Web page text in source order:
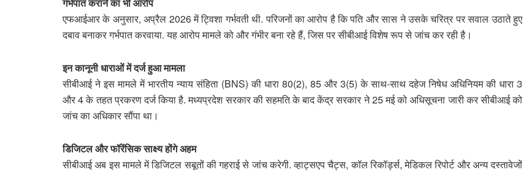
एफआईआर के अनुसार, अप्रैल 2026 में ट्विशा गर्भवती थी. परिजनों का आरोप है कि पति और सास ने उसके चरित्र पर सवाल उठाते हुए
दबाव बनाकर गर्भपात करवाया. यह आरोप मामले को और गंभीर बना रहे हैं, जिस पर सीबीआई विशेष रूप से जांच कर रही है।
इन कानूनी धाराओं में दर्ज हुआ मामला
सीबीआई ने इस मामले में भारतीय न्याय संहिता (BNS) की धारा 80(2), 85 और 3(5) के साथ-साथ दहेज निषेध अधिनियम की धारा 3
और 4 के तहत प्रकरण दर्ज किया है. मध्यप्रदेश सरकार की सहमति के बाद केंद्र सरकार ने 25 मई को अधिसूचना जारी कर सीबीआई को
जांच का अधिकार सौंपा था।
डिजिटल और फॉरेंसिक साक्ष्य होंगे अहम
सीबीआई अब इस मामले में डिजिटल सबूतों की गहराई से जांच करेगी. व्हाट्सएप चैट्स, कॉल रिकॉर्ड्स, मेडिकल रिपोर्ट और अन्य दस्तावेजों